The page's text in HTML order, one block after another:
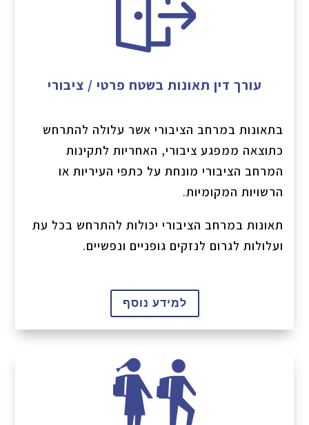
עורך דין תאונות בשטח פרטי / ציבורי
בתאונות במרחב הציבורי אשר עלולה להתרחש
כתוצאה ממפגע ציבורי, האחריות לתקינות
המרחב הציבורי מונחת על כתפי העיריות או
הרשויות המקומיות.
תאונות במרחב הציבורי יכולות להתרחש בכל עת
ועלולות לגרום לנזקים גופניים ונפשיים.
למידע נוסף